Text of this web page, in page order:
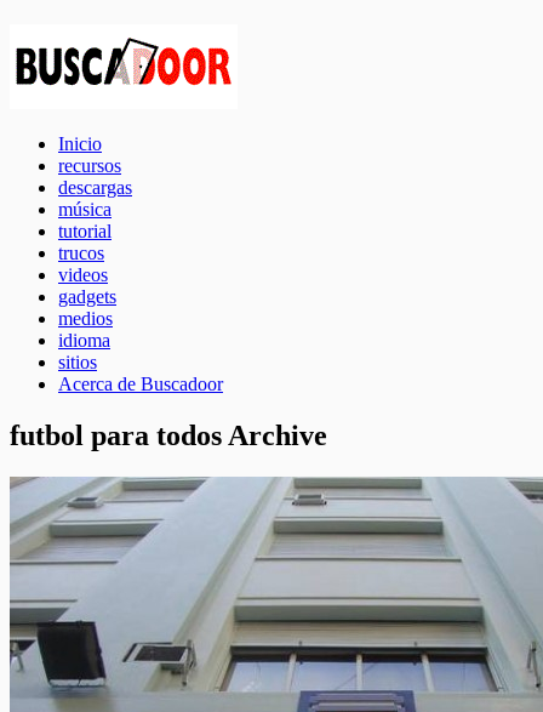
Inicio
recursos
descargas
música
tutorial
trucos
videos
gadgets
medios
idioma
sitios
Acerca de Buscadoor
futbol para todos Archive